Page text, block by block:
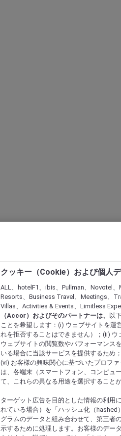
クッキー（Cookie）および個人
ALL、hotelF1、ibis、Pullman、Novotel
Resorts、Business Travel、Meetings、
Villas、Activities & Events、Limitless
（Accor）およびそのパートナーは、
以
ことを希望します：(i) ウェブサイトを運
れを拒否することはできません）；(ii)
ウェブサイトの閲覧数やパフォーマンス
いる場合に当該サービスを提供するため
(vi) お客様の興味関心に基づいたプロフ
は、各端末（スマートフォン、コンピュ
て、これらの異なる用途を選択することが
ターゲット広告を目的とした情報の利用
れている場合）を「ハッシュ化（hashed
グラムのデータと組み合わせて、第三者
示するために処理します。お客様のデー